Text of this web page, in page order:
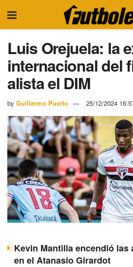
Luis Orejuela: la
internacional del
alista el DIM
by Guillermo Puerto 25/12/2024
Kevin Mantilla encendió las
en el Atanasio Girardot